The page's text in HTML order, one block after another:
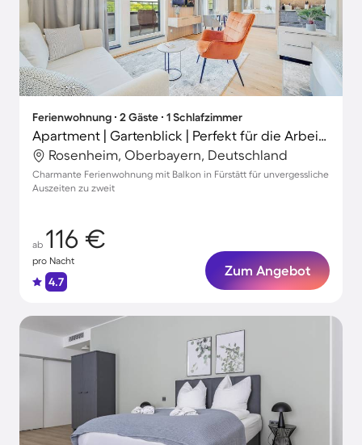
Ferienwohnung ∙ 2 Gäste ∙ 1 Schlafzimmer
Apartment | Gartenblick | Perfekt für die Arbeit von Zuhause
Rosenheim, Oberbayern, Deutschland
Charmante Ferienwohnung mit Balkon in Fürstätt für unvergessliche
Auszeiten zu zweit
ab 116 €
pro Nacht
4.7
Zum Angebot